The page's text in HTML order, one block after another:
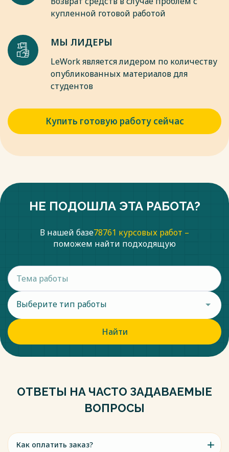
купленной готовой работой
МЫ ЛИДЕРЫ
LeWork является лидером по количеству
опубликованных материалов для
студентов
Купить готовую работу сейчас
НЕ ПОДОШЛА ЭТА РАБОТА?
В нашей базе78761 курсовых работ –
поможем найти подходящую
Выберите тип работы
Найти
ОТВЕТЫ НА ЧАСТО ЗАДАВАЕМЫЕ
ВОПРОСЫ
Как оплатить заказ?